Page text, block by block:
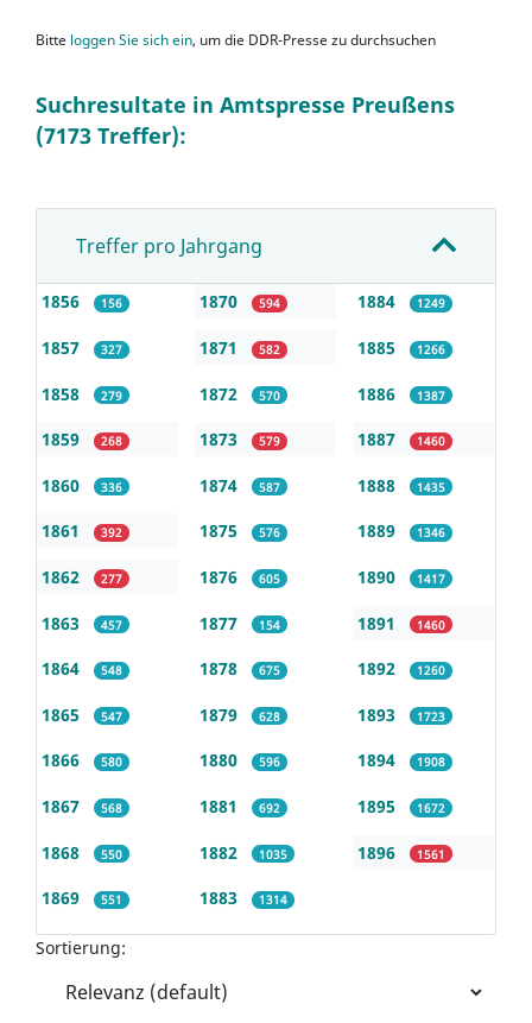
Bitte loggen Sie sich ein, um die DDR-Presse zu durchsuchen
Suchresultate in Amtspresse Preußens
(7173 Treffer):
Treffer pro Jahrgang
1856 156
1857 327
1858 279
1859 268
1860 336
1861 392
1862 277
1863 457
1864 548
1865 547
1866 580
1867 568
1868 550
1869 551
1870 594
1871 582
1872 570
1873 579
1874 587
1875 576
1876 605
1877 154
1878 675
1879 628
1880 596
1881 692
1882 1035
1883 1314
1884 1249
1885 1266
1886 1387
1887 1460
1888 1435
1889 1346
1890 1417
1891 1460
1892 1260
1893 1723
1894 1908
1895 1672
1896 1561
Sortierung: